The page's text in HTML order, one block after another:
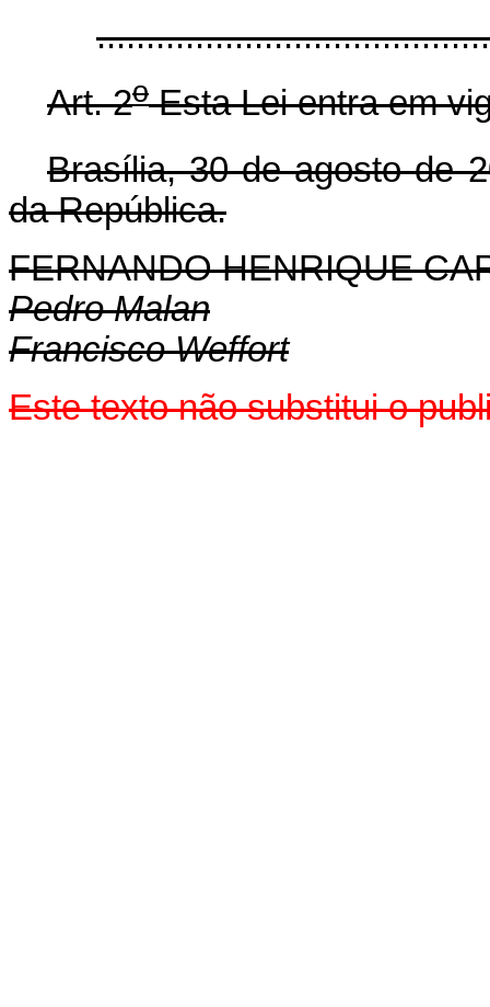
Art. 2oEsta Lei entra em
Brasília, 30 de agosto de
da República.
FERNANDO HENRIQUE
Pedro Malan
Francisco Weffort
Este texto não substitui o